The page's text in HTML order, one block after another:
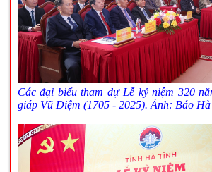
Các đại biểu tham dự Lễ kỷ niệm 320
giáp Vũ Diệm (1705 - 2025). Ảnh: Báo